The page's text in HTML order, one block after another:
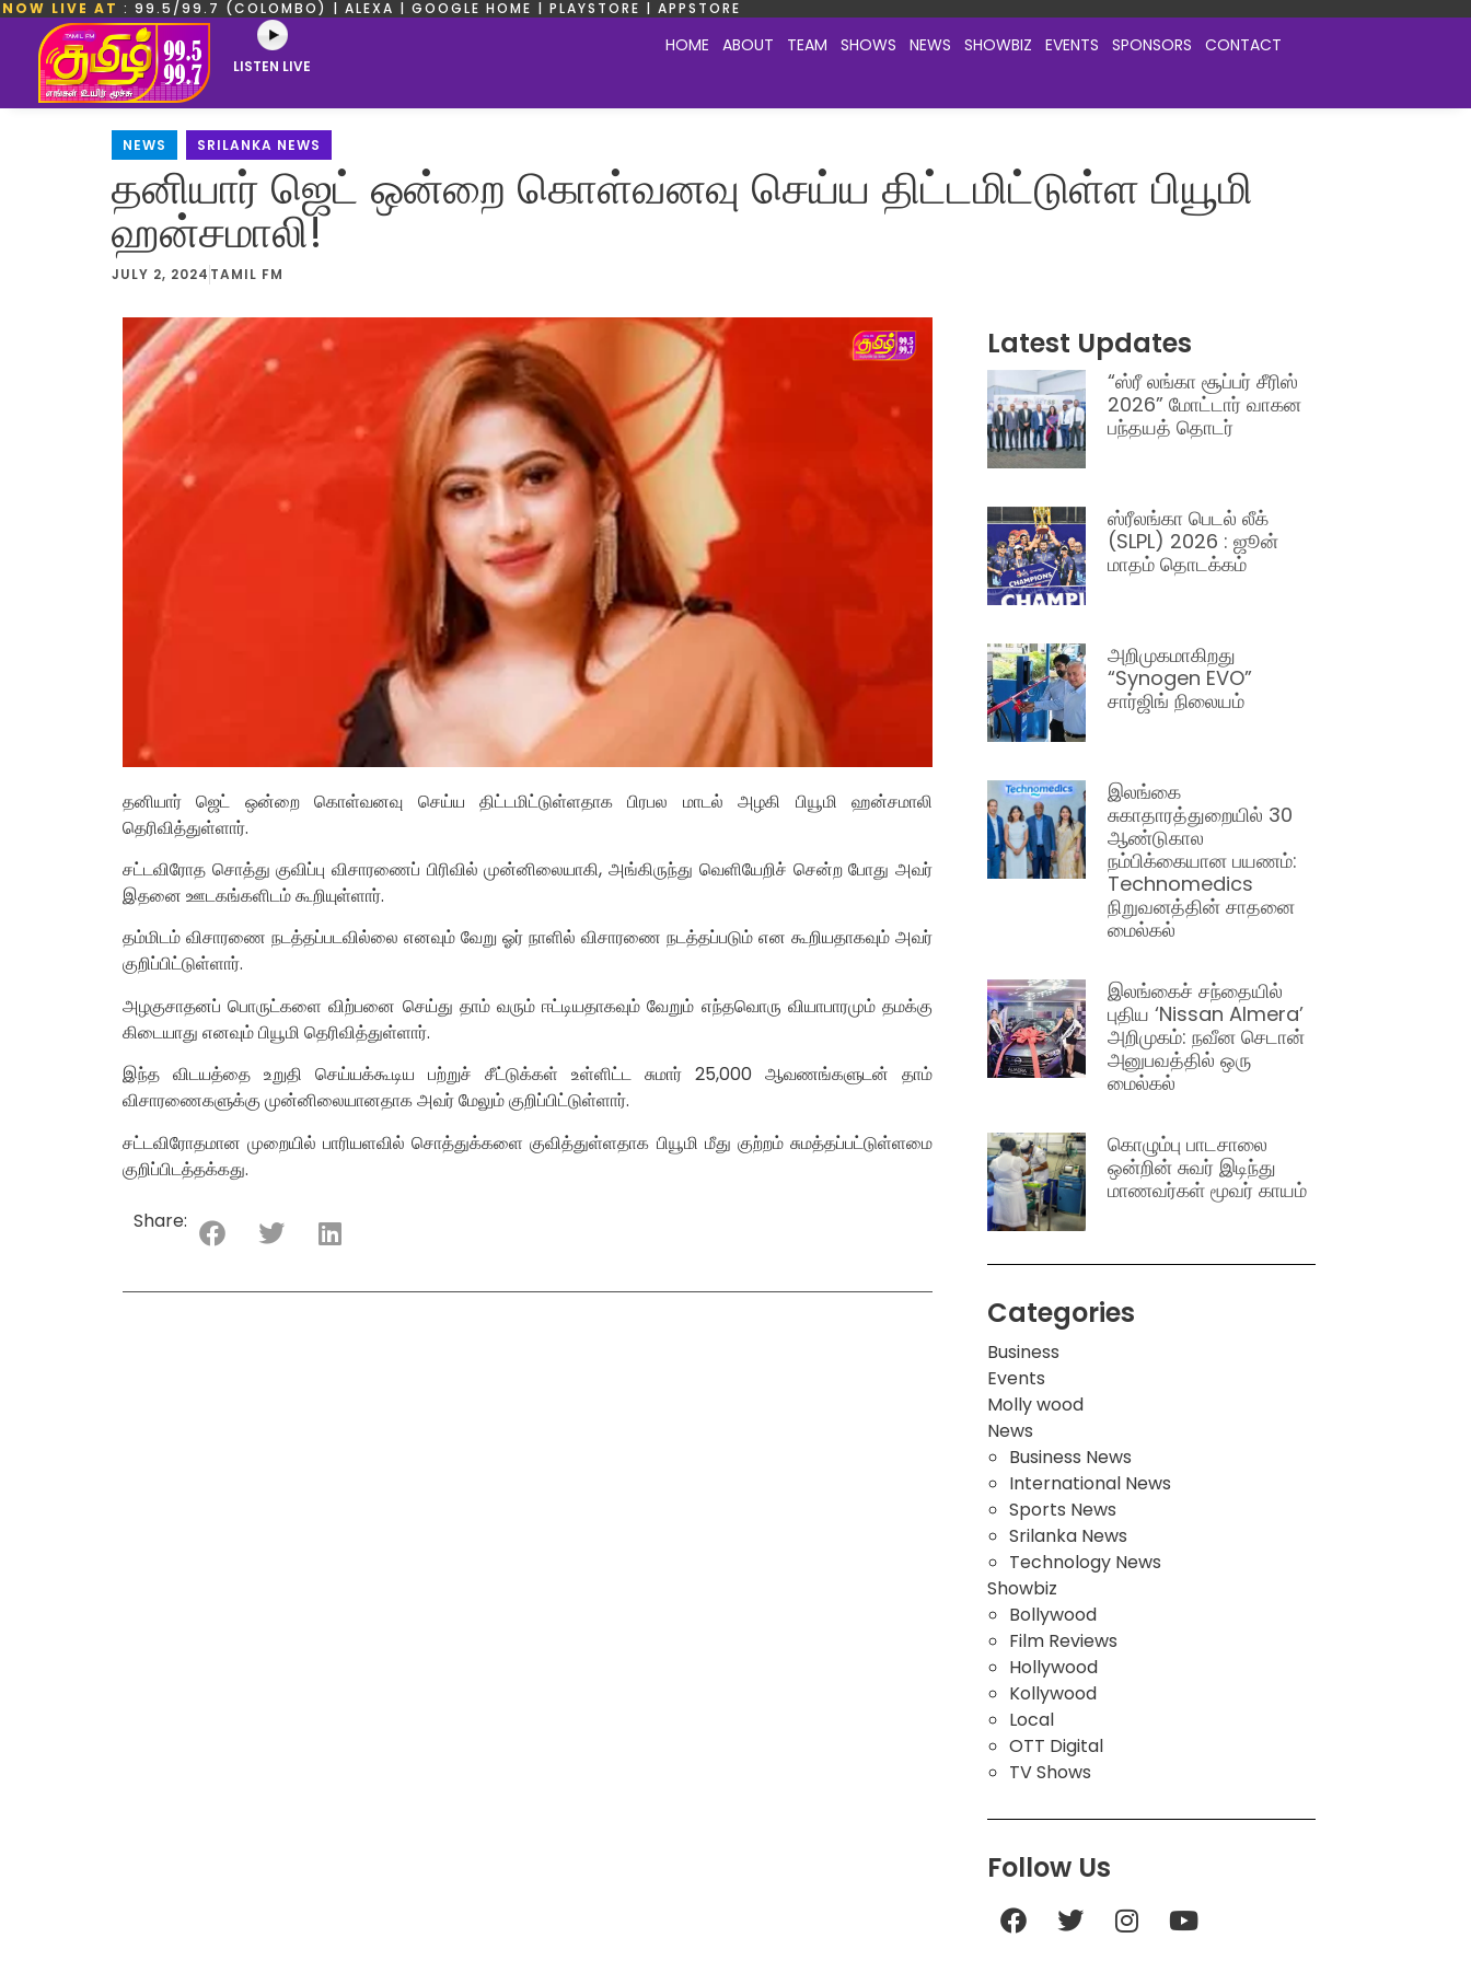
NOW LIVE AT : 99.5/99.7 (COLOMBO) | ALEXA | GOOGLE HOME | PLAYSTORE | APPSTORE
LISTEN LIVE
HOME ABOUT TEAM SHOWS NEWS SHOWBIZ EVENTS SPONSORS CONTACT
NEWS SRILANKA NEWS
தனியார் ஜெட் ஒன்றை கொள்வனவு செய்ய திட்டமிட்டுள்ள பியூமி
ஹன்சமாலி!
JULY 2, 2024 TAMIL FM
தனியார் ஜெட் ஒன்றை கொள்வனவு செய்ய திட்டமிட்டுள்ளதாக பிரபல மாடல் அழகி பியூமி ஹன்சமாலி
தெரிவித்துள்ளார்.
சட்டவிரோத சொத்து குவிப்பு விசாரணைப் பிரிவில் முன்னிலையாகி, அங்கிருந்து வெளியேறிச் சென்ற போது அவர்
இதனை ஊடகங்களிடம் கூறியுள்ளார்.
தம்மிடம் விசாரணை நடத்தப்படவில்லை எனவும் வேறு ஓர் நாளில் விசாரணை நடத்தப்படும் என கூறியதாகவும் அவர்
குறிப்பிட்டுள்ளார்.
அழகுசாதனப் பொருட்களை விற்பனை செய்து தாம் வரும் ஈட்டியதாகவும் வேறும் எந்தவொரு வியாபாரமும் தமக்கு
கிடையாது எனவும் பியூமி தெரிவித்துள்ளார்.
இந்த விடயத்தை உறுதி செய்யக்கூடிய பற்றுச் சீட்டுக்கள் உள்ளிட்ட சுமார் 25,000 ஆவணங்களுடன் தாம்
விசாரணைகளுக்கு முன்னிலையானதாக அவர் மேலும் குறிப்பிட்டுள்ளார்.
சட்டவிரோதமான முறையில் பாரியளவில் சொத்துக்களை குவித்துள்ளதாக பியூமி மீது குற்றம் சுமத்தப்பட்டுள்ளமை
குறிப்பிடத்தக்கது.
Share:
Latest Updates
“ஸ்ரீ லங்கா சூப்பர் சீரிஸ்
2026” மோட்டார் வாகன
பந்தயத் தொடர்
ஸ்ரீலங்கா பெடல் லீக்
(SLPL) 2026 : ஜூன்
மாதம் தொடக்கம்
அறிமுகமாகிறது
“Synogen EVO”
சார்ஜிங் நிலையம்
இலங்கை
சுகாதாரத்துறையில் 30
ஆண்டுகால
நம்பிக்கையான பயணம்:
Technomedics
நிறுவனத்தின் சாதனை
மைல்கல்
இலங்கைச் சந்தையில்
புதிய ‘Nissan Almera’
அறிமுகம்: நவீன செடான்
அனுபவத்தில் ஒரு
மைல்கல்
கொழும்பு பாடசாலை
ஒன்றின் சுவர் இடிந்து
மாணவர்கள் மூவர் காயம்
Categories
Business
Events
Molly wood
News
Business News
International News
Sports News
Srilanka News
Technology News
Showbiz
Bollywood
Film Reviews
Hollywood
Kollywood
Local
OTT Digital
TV Shows
Follow Us